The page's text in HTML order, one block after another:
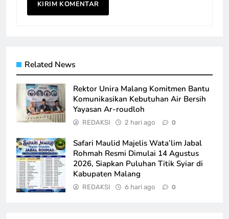
Related News
Rektor Unira Malang Komitmen Bantu
Komunikasikan Kebutuhan Air Bersih
Yayasan Ar-roudloh
REDAKSI 2 hari ago 0
Safari Maulid Majelis Wata’lim Jabal
Rohmah Resmi Dimulai 14 Agustus
2026, Siapkan Puluhan Titik Syiar di
Kabupaten Malang
REDAKSI 6 hari ago 0